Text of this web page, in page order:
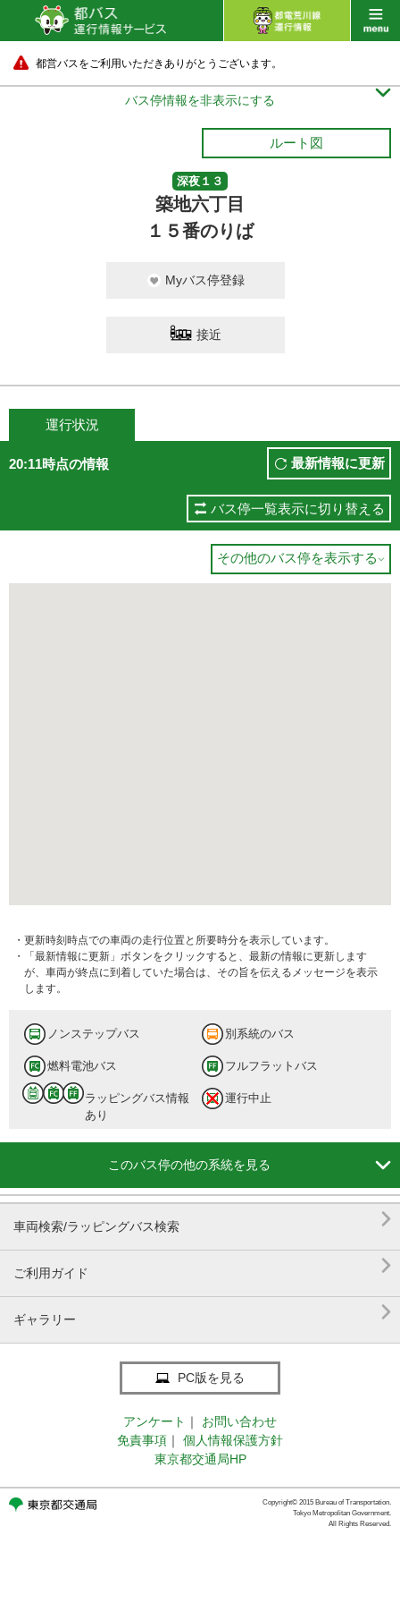
都営バスをご利用いただきありがとうございます。
バス停情報を非表示にする 
ルート図
深夜１３
築地六丁目
１５番のりば
Myバス停登録
接近
運行状況
20:11時点の情報 最新情報に更新
バス停一覧表示に切り替える
その他のバス停を表示する 
・更新時刻時点での車両の走行位置と所要時分を表示しています。
・「最新情報に更新」ボタンをクリックすると、最新の情報に更新します
が、車両が終点に到着していた場合は、その旨を伝えるメッセージを表示
します。
ノンステップバス 別系統のバス
燃料電池バス フルフラットバス
ラッピングバス情報
あり
運行中止
このバス停の他の系統を見る 
車両検索/ラッピングバス検索 
ご利用ガイド 
ギャラリー 
PC版を見る
アンケート ｜
お問い合わせ
免責事項 ｜
個人情報保護方針
東京都交通局HP
Copyright© 2015 Bureau of Transportation.
Tokyo Metropolitan Government.
All Rights Reserved.